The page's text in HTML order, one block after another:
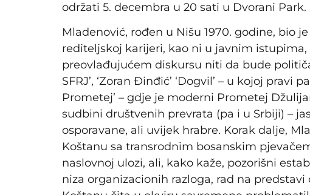
održati 5. decembra u 20 sati u Dvorani Park.
Mladenović, rođen u Nišu 1970. godine, bio
rediteljskoj karijeri, kao ni u javnim
preovlađujućem diskursu niti da bude
SFRJ’, ‘Zoran Đinđić’ ‘Dogvil’ – u kojoj pravi
Prometej’ – gdje je moderni Prometej
sudbini društvenih prevrata (pa i u Srbiji) –
osporavane, ali uvijek hrabre. Korak dalje,
Koštanu sa transrodnim bosanskim
naslovnoj ulozi, ali, kako kaže, pozorišni
niza organizacionih razloga, rad na